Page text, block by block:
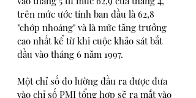
trên mức ước tính ban đầu là 62,8
"chớp nhoáng" và là mức tăng trưởng
cao nhất kể từ khi cuộc khảo sát bắt
đầu vào tháng 6 năm 1997.
Một chỉ số đo lường đầu ra được đưa
vào chỉ số PMI tổng hợp sẽ ra mắt vào